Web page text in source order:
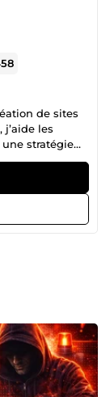
de sites
les
stratégie
naturel
appliquant
développant
et
je
digital. 📈
le SEO ne se
optimisant
de vente,
Pourquoi me
&amp; Web ✔